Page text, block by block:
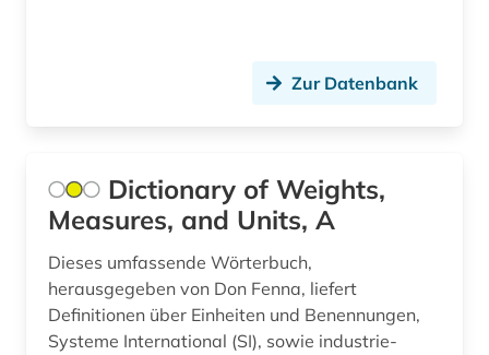
Zur Datenbank
Dictionary of Weights,
Measures, and Units, A
Dieses umfassende Wörterbuch,
herausgegeben von Don Fenna, liefert
Definitionen über Einheiten und Benennungen,
Systeme International (SI), sowie industrie-